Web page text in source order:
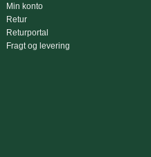
Min konto
Retur
Returportal
Fragt og levering